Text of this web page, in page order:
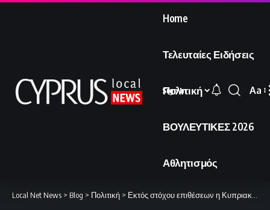
Home
Τελευταίες Ειδήσεις
Πολιτική
ΒΟΥΛΕΥΤΙΚΕΣ 2026
Αθλητισμός
Sign In
Font
Aa
Local Net News > Blog > Πολιτική > Εκτός στόχου επιθέσεων η Κυπριακή Δημοκρατία